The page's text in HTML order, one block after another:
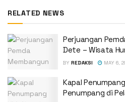
RELATED NEWS
Perjuangan
Dete – Wisata
BY REDAKSI MAY 6,
Kapal
Penumpang di